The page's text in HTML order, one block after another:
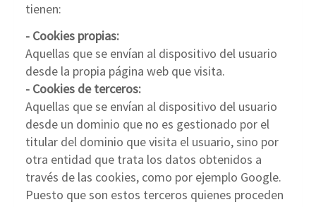
tienen:
- Cookies propias:
Aquellas que se envían al dispositivo del usuario
desde la propia página web que visita.
- Cookies de terceros:
Aquellas que se envían al dispositivo del usuario
desde un dominio que no es gestionado por el
titular del dominio que visita el usuario, sino por
otra entidad que trata los datos obtenidos a
través de las cookies, como por ejemplo Google.
Puesto que son estos terceros quienes proceden